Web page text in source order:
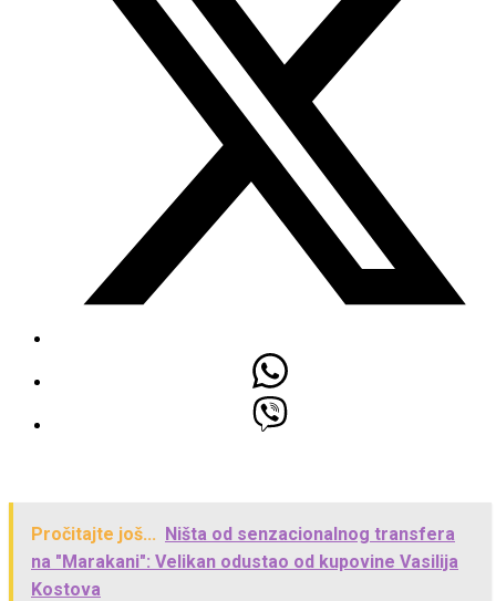
Pročitajte još... Ništa od senzacionalnog transfera
na "Marakani": Velikan odustao od kupovine Vasilija
Kostova